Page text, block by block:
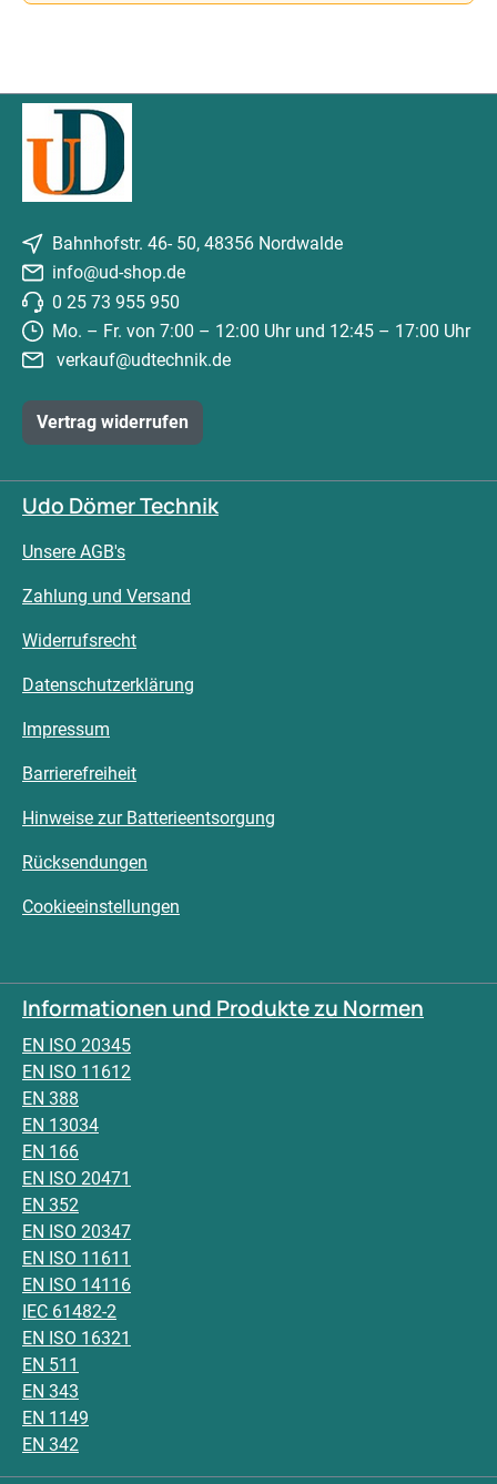
Bahnhofstr. 46- 50, 48356 Nordwalde
info@ud-shop.de
0 25 73 955 950
Mo. – Fr. von 7:00 – 12:00 Uhr und 12:45 – 17:00 Uhr
verkauf@udtechnik.de
Vertrag widerrufen
Udo Dömer Technik
Unsere AGB's
Zahlung und Versand
Widerrufsrecht
Datenschutzerklärung
Impressum
Barrierefreiheit
Hinweise zur Batterieentsorgung
Rücksendungen
Cookieeinstellungen
Informationen und Produkte zu Normen
EN ISO 20345
EN ISO 11612
EN 388
EN 13034
EN 166
EN ISO 20471
EN 352
EN ISO 20347
EN ISO 11611
EN ISO 14116
IEC 61482-2
EN ISO 16321
EN 511
EN 343
EN 1149
EN 342